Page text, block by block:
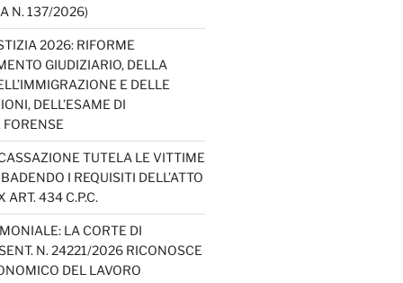
N. 137/2026)
2026: RIFORME
GIUDIZIARIO, DELLA
E DELLE
DELL’ESAME DI
TUTELA LE VITTIME
I REQUISITI DELL’ATTO
ART. 434 C.P.C.
LA CORTE DI
N. 24221/2026 RICONOSCE
DEL LAVORO